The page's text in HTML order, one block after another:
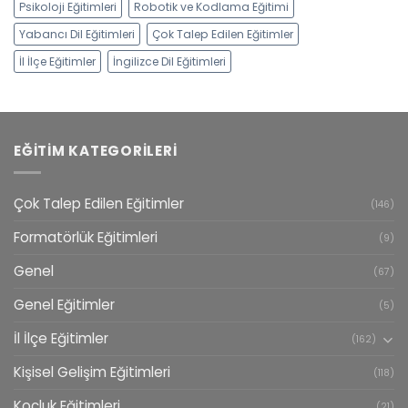
Psikoloji Eğitimleri
Robotik ve Kodlama Eğitimi
Yabancı Dil Eğitimleri
Çok Talep Edilen Eğitimler
İl İlçe Eğitimler
İngilizce Dil Eğitimleri
EĞITIM KATEGORILERI
Çok Talep Edilen Eğitimler (146)
Formatörlük Eğitimleri (9)
Genel (67)
Genel Eğitimler (5)
İl İlçe Eğitimler (162)
Kişisel Gelişim Eğitimleri (118)